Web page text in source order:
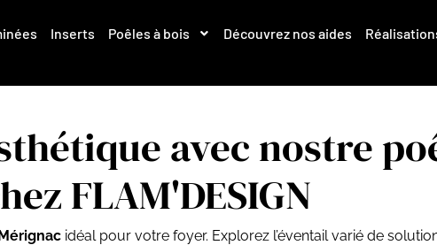
Inserts Poêles à bois Découvrez nos aides
avec nostre
FLAM'DESIGN
idéal pour votre foyer. Explorez l’éventail varié de